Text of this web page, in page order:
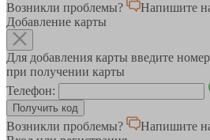
Возникли проблемы?
Напишите
Добавление карты
Для добавления карты введите
при получении карты
Телефон:
Возникли проблемы?
Напишите